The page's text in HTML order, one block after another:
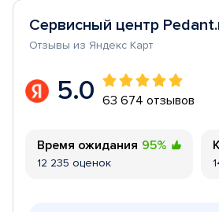
Сервисный центр
Отзывы из Яндекс Карт
5.0 63 674 отзывов
Время ожидания 95%
12 235 оценок